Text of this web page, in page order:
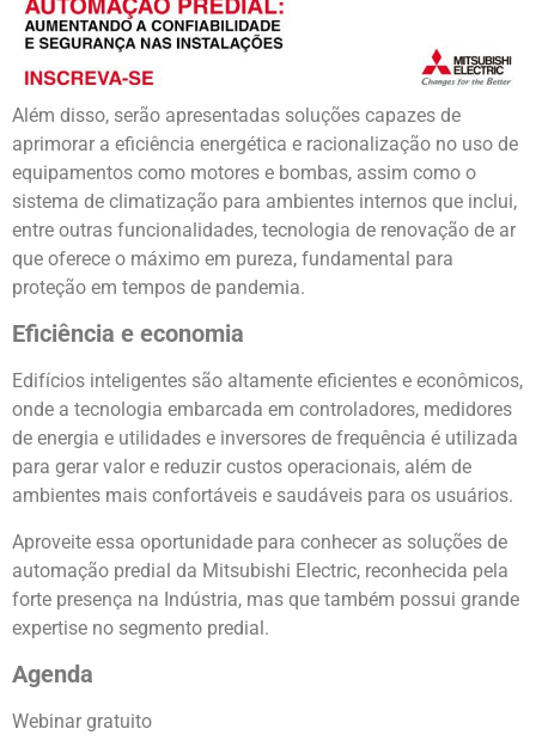
Além disso, serão apresentadas soluções capazes de
aprimorar a eficiência energética e racionalização no uso de
equipamentos como motores e bombas, assim como o
sistema de climatização para ambientes internos que inclui,
entre outras funcionalidades, tecnologia de renovação de ar
que oferece o máximo em pureza, fundamental para
proteção em tempos de pandemia.
Eficiência e economia
Edifícios inteligentes são altamente eficientes e econômicos,
onde a tecnologia embarcada em controladores, medidores
de energia e utilidades e inversores de frequência é utilizada
para gerar valor e reduzir custos operacionais, além de
ambientes mais confortáveis e saudáveis para os usuários.
Aproveite essa oportunidade para conhecer as soluções de
automação predial da Mitsubishi Electric, reconhecida pela
forte presença na Indústria, mas que também possui grande
expertise no segmento predial.
Agenda
Webinar gratuito